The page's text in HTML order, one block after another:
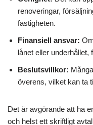
renoveringar,
fastigheten.
Finansiell ansvar:
lånet eller underhållet,
Beslutsvillkor:
överens, vilket kan ta
Det är avgörande att ha
och helst ett skriftligt